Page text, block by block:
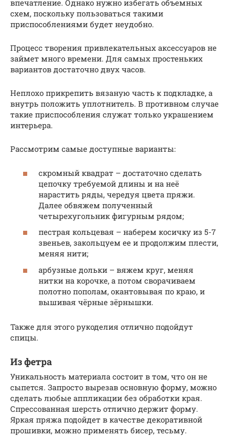
впечатление. Однако нужно избегать объемных
схем, поскольку пользоваться такими
приспособлениями будет неудобно.
Процесс творения привлекательных аксессуаров не
займет много времени. Для самых простеньких
вариантов достаточно двух часов.
Неплохо прикрепить вязаную часть к подкладке, а
внутрь положить уплотнитель. В противном случае
такие приспособления служат только украшением
интерьера.
Рассмотрим самые доступные варианты:
скромный квадрат – достаточно сделать
цепочку требуемой длины и на неё
нарастить ряды, чередуя цвета пряжи.
Далее обвяжем полученный
четырехугольник фигурным рядом;
пестрая кольцевая – наберем косичку из 5-7
звеньев, закольцуем ее и продолжим плести,
меняя нити;
арбузные дольки – вяжем круг, меняя
нитки на корочке, а потом сворачиваем
полотно пополам, окантовывая по краю, и
вышивая чёрные зёрнышки.
Также для этого рукоделия отлично подойдут
спицы.
Из фетра
Уникальность материала состоит в том, что он не
сыпется. Запросто вырезав основную форму, можно
сделать любые аппликации без обработки края.
Спрессованная шерсть отлично держит форму.
Яркая пряжа подойдет в качестве декоративной
прошивки, можно применять бисер, тесьму.